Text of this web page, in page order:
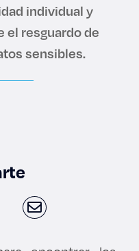
individual y
resguardo de
sensibles.